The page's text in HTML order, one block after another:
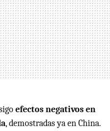
efectos negativos en
, demostradas ya en China.